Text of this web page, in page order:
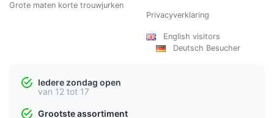
Grote maten korte trouwjurken
Privacyverklaring
English visitors
Deutsch Besucher
Iedere zondag open
van 12 tot 17
Grootste assortiment